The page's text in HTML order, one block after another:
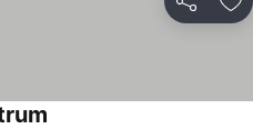
Bagikan